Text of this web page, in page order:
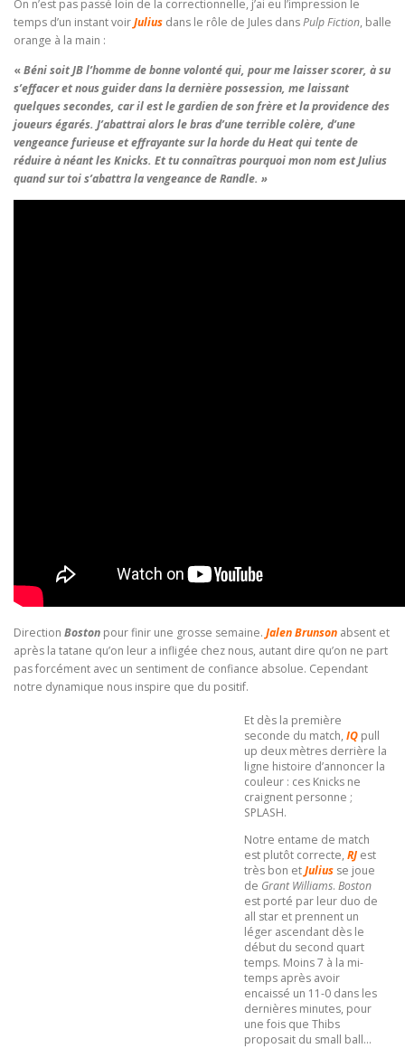
On n’est pas passé loin de la correctionnelle, j’ai eu l’impression le
temps d’un instant voirJulius dans le rôle de Jules dansPulp Fiction, balle
orange à la main :
«Béni soit JB l’homme de bonne volonté qui, pour me laisser scorer, à su
s’effacer et nous guider dans la dernière possession, me laissant
quelques secondes, car il est le gardien de son frère et la providence des
joueurs égarés. J’abattrai alors le bras d’une terrible colère, d’une
vengeance furieuse et effrayante sur la horde du Heat qui tente de
réduire à néant les Knicks. Et tu connaîtras pourquoi mon nom est Julius
quand sur toi s’abattra la vengeance de Randle. »
Direction Boston pour finir une grosse semaine. Jalen Brunson absent et
après la tatane qu’on leur a infligée chez nous, autant dire qu’on ne part
pas forcément avec un sentiment de confiance absolue. Cependant
notre dynamique nous inspire que du positif.
Et dès la première
seconde du match, IQ pull
up deux mètres derrière la
ligne histoire d’annoncer la
couleur : ces Knicks ne
craignent personne ;
SPLASH.
Notre entame de match
est plutôt correcte, RJ est
très bon etJulius se joue
de Grant Williams. Boston
est porté par leur duo de
all star et prennent un
léger ascendant dès le
début du second quart
temps. Moins 7 à la mi-
temps après avoir
encaissé un 11-0 dans les
dernières minutes, pour
une fois que Thibs
proposait du small ball…